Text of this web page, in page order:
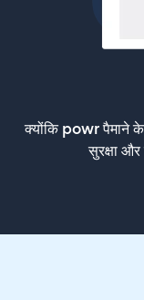
क्योंकि powr पैमाने के
सुरक्षा और